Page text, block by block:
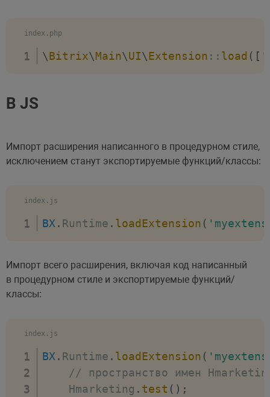
index.php
\Bitrix\Main\UI\Extension :: load ( [
В JS
Импорт расширения написанного в процедурном стиле,
исключением станут экспортируемые функций/классы:
index.js
BX . Runtime . loadExtension (
Импорт всего расширения, включая код написанный
в процедурном стиле и экспортируемые функций/
классы:
index.js
BX . Runtime . loadExtension (
// пространство имен
    Hmarketing
. test ( ) ;